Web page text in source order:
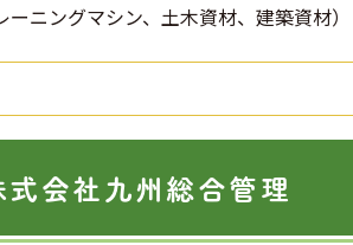
ニングマシン、土木資材、建築資材）
式会社九州総合管理